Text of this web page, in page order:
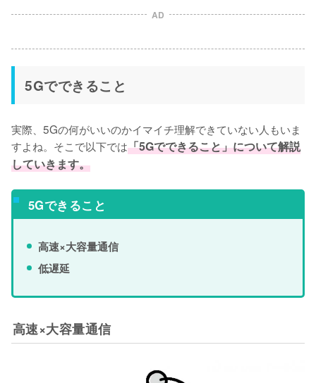
AD
5Gでできること
実際、5Gの何がいいのかイマイチ理解できていない人もいま
すよね。そこで以下では「5Gでできること」について解説
していきます。
5Gできること
高速×大容量通信
低遅延
高速×大容量通信